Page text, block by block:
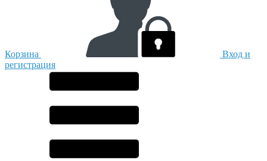
Корзина
Вход и
регистрация